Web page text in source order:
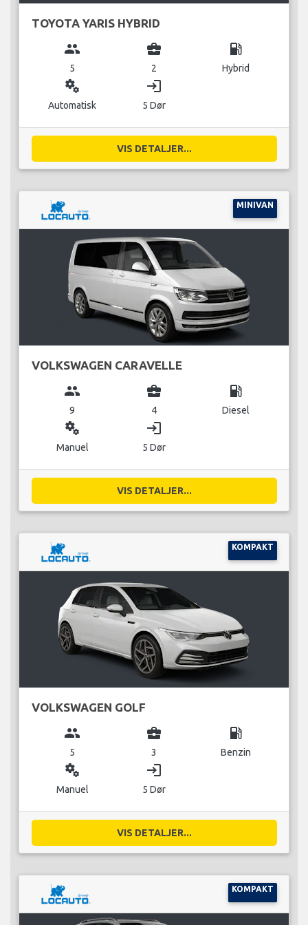
TOYOTA YARIS HYBRID
group
5
business_center
2
local_gas_station
Hybrid
miscellaneous_services
Automatisk
login
5 Dør
VIS DETALJER...
MINIVAN
VOLKSWAGEN CARAVELLE
group
9
business_center
4
local_gas_station
Diesel
miscellaneous_services
Manuel
login
5 Dør
VIS DETALJER...
KOMPAKT
VOLKSWAGEN GOLF
group
5
business_center
3
local_gas_station
Benzin
miscellaneous_services
Manuel
login
5 Dør
VIS DETALJER...
KOMPAKT